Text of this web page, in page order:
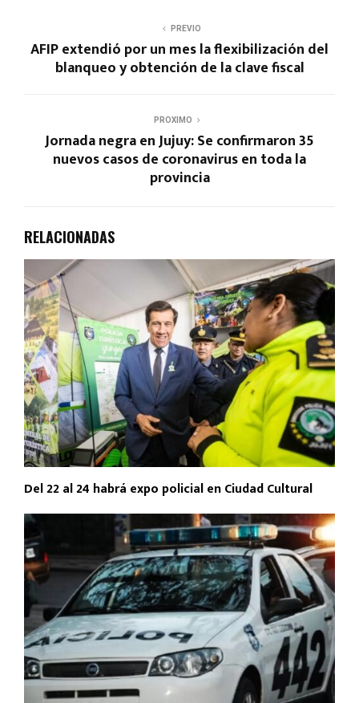
PREVIO
AFIP extendió por un mes la flexibilización del
blanqueo y obtención de la clave fiscal
PROXIMO
Jornada negra en Jujuy: Se confirmaron 35
nuevos casos de coronavirus en toda la
provincia
RELACIONADAS
Del 22 al 24 habrá expo policial en Ciudad Cultural